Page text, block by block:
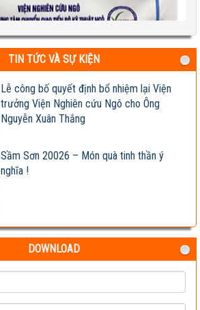
Test 2
04-08-2026 06:17:14 PM
TIN TỨC VÀ SỰ KIỆN
Lễ công bố quyết định bổ nhiệm lại Viện
trưởng Viện Nghiên cứu Ngô cho Ông
Nguyễn Xuân Thắng
Sầm Sơn 20026 – Món quà tinh thần ý
nghĩa !
DOWNLOAD